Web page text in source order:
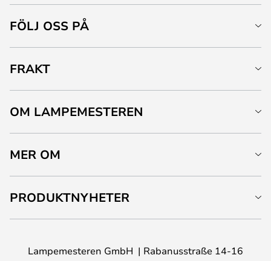
FÖLJ OSS PÅ
FRAKT
OM LAMPEMESTEREN
MER OM
PRODUKTNYHETER
Lampemesteren GmbH Rabanusstraße 14-16